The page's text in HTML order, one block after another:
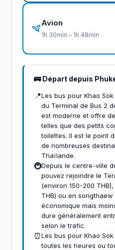
Avion
1h 30min – 1h 48min
🚌 Départ depuis
📍Les bus pour Khao
du Terminal de Bus 2
est moderne et offre
telles que des petits
toilettes. Il est le point
de nombreuses
Thaïlande.
🚇Depuis le centre-ville
pouvez rejoindre le
(environ 150-200
THB) ou en
économique mais
dure généralement
selon le trafic.
⏰Les bus pour Khao
toutes les heures ou